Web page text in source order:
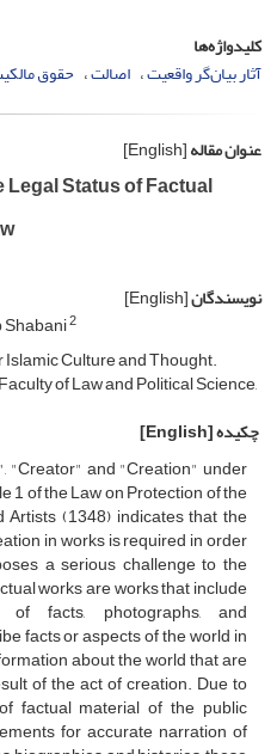
کلیدواژه‌ها
آثار بیان‌گر واقعیت اصالت حقوق
عنوان مقاله[English]
Status of Factual
نویسندگان[English]
2
Culture and Thought.
of Law and Political Science,
چکیده[English]
"Creator" and "Creation" under
1 of the Law on Protection of the
Artists (1348) indicates that the
in works is required in order
a serious challenge to the
works are works that include
of facts, photographs, and
facts or aspects of the world in
about the world that are
of the act of creation. Due to
factual material of the public
for accurate narration of